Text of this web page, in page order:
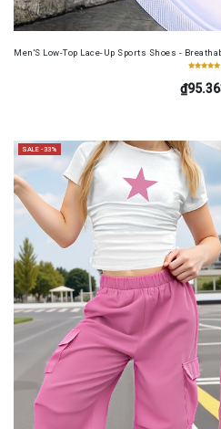
Men'S Low-Top Lace-Up Sports Shoes -
SALE -33%